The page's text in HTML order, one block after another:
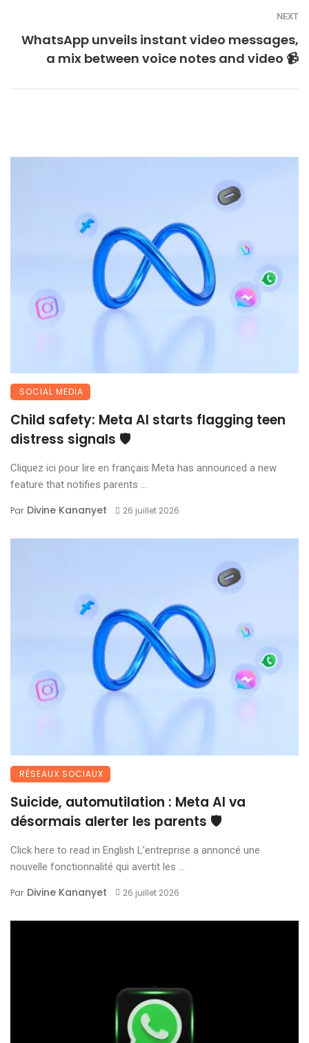
NEXT
WhatsApp unveils instant video messages,
a mix between voice notes and video 📹
SOCIAL MEDIA
Child safety: Meta AI starts flagging teen
distress signals 🛡️
Cliquez ici pour lire en français Meta has announced a new
feature that notifies parents ...
Par Divine Kananyet 26 juillet 2026
RÉSEAUX SOCIAUX
Suicide, automutilation : Meta AI va
désormais alerter les parents 🛡️
Click here to read in English L’entreprise a annoncé une
nouvelle fonctionnalité qui avertit les ...
Par Divine Kananyet 26 juillet 2026